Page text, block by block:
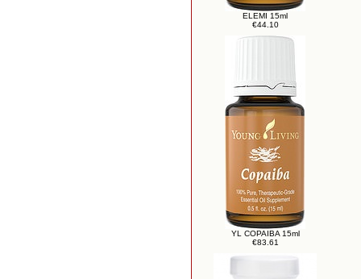
ELEMI 15ml
€44.10
YL COPAIBA 15ml
€83.61